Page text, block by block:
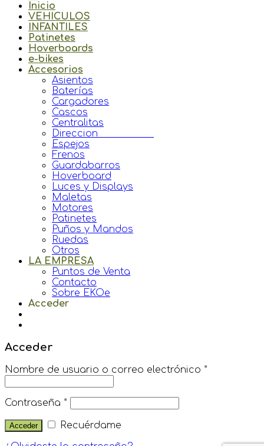
Inicio
VEHICULOS
INFANTILES
Patinetes
Hoverboards
e-bikes
Accesorios
Asientos
Baterías
Cargadores
Cascos
Centralitas
Direccion
Espejos
Frenos
Guardabarros
Hoverboard
Luces y Displays
Maletas
Motores
Patinetes
Puños y Mandos
Ruedas
Otros
LA EMPRESA
Puntos de Venta
Contacto
Sobre EKOe
Acceder
Acceder
Nombre de usuario o correo electrónico *
Contraseña *
Recuérdame